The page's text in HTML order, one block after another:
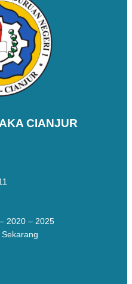
CIANJUR
2020 – 2025